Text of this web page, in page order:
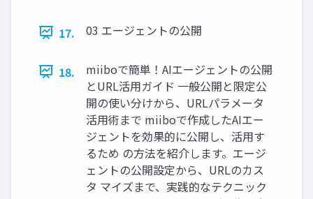
17. 03 エージェントの公開
18.
miiboで簡単！AIエージェントの公開
とURL活用ガイド 一般公開と限定公
開の使い分けから、URLパラメータ
活用術まで miiboで作成したAIエー
ジェントを効果的に公開し、活用す
るため の方法を紹介します。エージ
ェントの公開設定から、URLのカス
タ マイズまで、実践的なテクニック